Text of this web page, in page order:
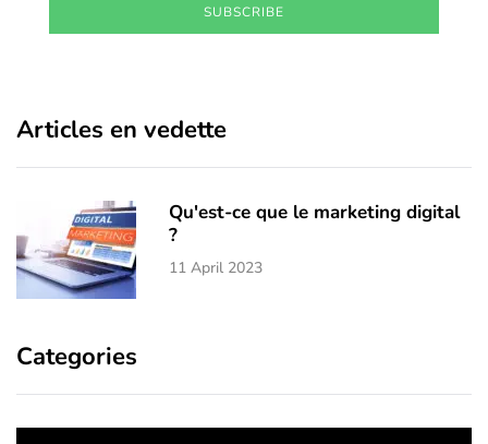
SUBSCRIBE
Articles en vedette
Qu'est-ce que le marketing digital
?
11 April 2023
Categories